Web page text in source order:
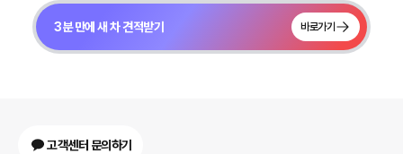
3분 만에 새 차 견적받기 바로가기
고객센터 문의하기